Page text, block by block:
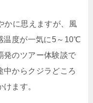
かに思えますが、風
温度が一気に5～10℃
発のツアー体験談で
中からクジラどころ
ます。